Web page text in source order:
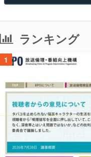
ランキング
1